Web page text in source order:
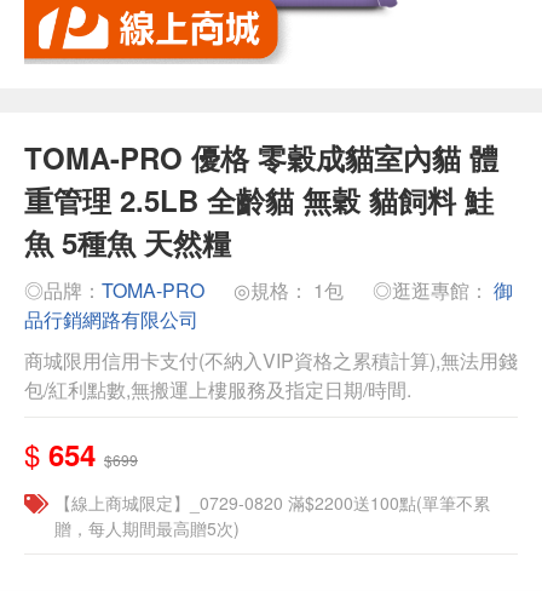
TOMA-PRO 優格 零穀成貓室內貓 體
重管理 2.5LB 全齡貓 無穀 貓飼料 鮭
魚 5種魚 天然糧
◎品牌： TOMA-PRO ◎規格： 1包 ◎逛逛專館： 御
品行銷網路有限公司
商城限用信用卡支付(不納入VIP資格之累積計算),無法用錢
包/紅利點數,無搬運上樓服務及指定日期/時間.
$ 654 $699
【線上商城限定】_0729-0820 滿$2200送100點(單筆不累
贈，每人期間最高贈5次)